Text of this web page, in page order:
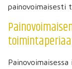
painovoimaisesti